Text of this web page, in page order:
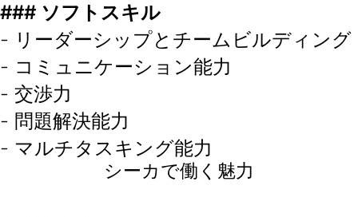
### ソフトスキル
- リーダーシップとチームビルディング
- コミュニケーション能力
- 交渉力
- 問題解決能力
- マルチタスキング能力
シーカで働く魅力